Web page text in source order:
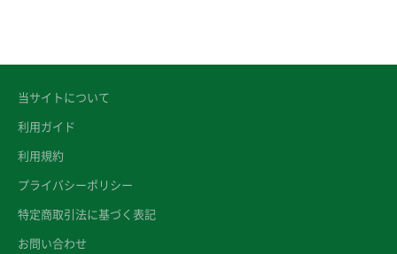
当サイトについて
利用ガイド
利用規約
プライバシーポリシー
特定商取引法に基づく表記
お問い合わせ